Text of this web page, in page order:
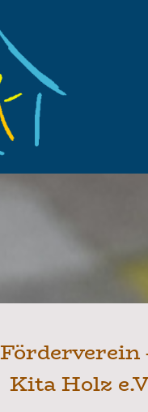
Förderverein
Kita Holz